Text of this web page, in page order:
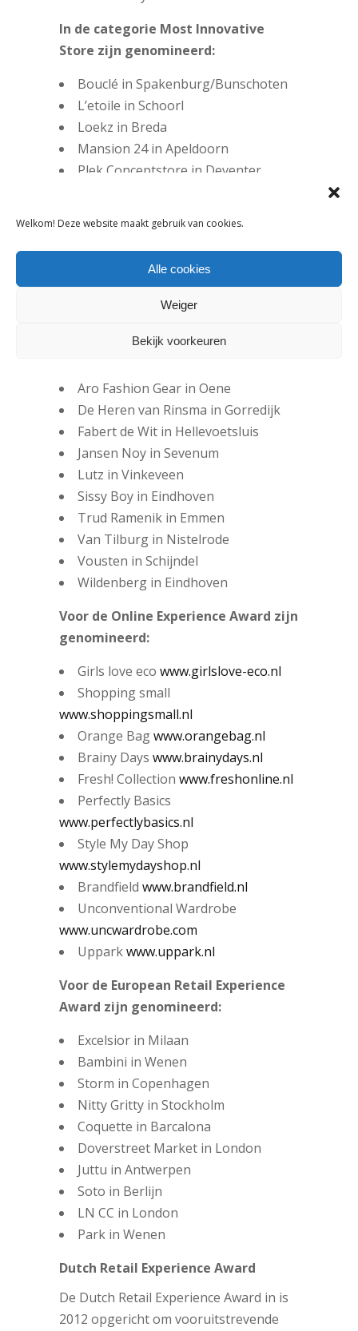
Welkom! Deze website maakt gebruik van cookies.
Alle cookies
Weiger
Bekijk voorkeuren
In de categorie Most Innovative
Store zijn genomineerd:
Bouclé in Spakenburg/Bunschoten
L’etoile in Schoorl
Loekz in Breda
Mansion 24 in Apeldoorn
Plek Conceptstore in Deventer
TIEN in Tilburg
To Daze Conceptstore in
Geertruidenberg
Xbank in Amsterdam
In de categorie Retail Excellence zijn
Aro Fashion Gear in Oene
De Heren van Rinsma in Gorredijk
Fabert de Wit in Hellevoetsluis
Jansen Noy in Sevenum
Lutz in Vinkeveen
Sissy Boy in Eindhoven
Trud Ramenik in Emmen
Van Tilburg in Nistelrode
Vousten in Schijndel
Wildenberg in Eindhoven
Voor de Online Experience Award zijn
genomineerd:
Girls love eco www.girlslove-eco.nl
Shopping small
www.shoppingsmall.nl
Orange Bagwww.orangebag.nl
Brainy Days www.brainydays.nl
Fresh! Collection www.freshonline.nl
Perfectly Basics
www.perfectlybasics.nl
Style My Day Shop
www.stylemydayshop.nl
Brandfield www.brandfield.nl
Unconventional Wardrobe
www.uncwardrobe.com
Upparkwww.uppark.nl
Voor de European Retail Experience
Award zijn genomineerd:
Excelsior in Milaan
Bambini in Wenen
Storm in Copenhagen
Nitty Gritty in Stockholm
Coquette in Barcalona
Doverstreet Market in London
Juttu in Antwerpen
Soto in Berlijn
LN CC in London
Park in Wenen
Dutch Retail Experience Award
De Dutch Retail Experience Award in is
2012 opgericht om vooruitstrevende